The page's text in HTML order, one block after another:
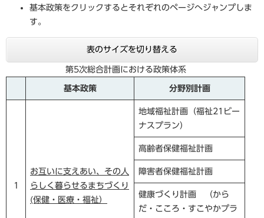
基本政策をクリックするとそれぞれのページへジャンプしま
す。
表のサイズを切り替える
第5次総合計画における政策体系
基本政策 分野別計画
1
お互いに支えあい、その人
らしく暮らせるまちづくり
(保健・医療・福祉）
地域福祉計画（福祉21ビー
ナスプラン）
高齢者保健福祉計画
障害者保健福祉計画
健康づくり計画 （から
だ・こころ・すこやかプラ